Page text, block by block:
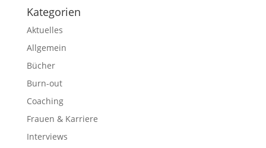
Kategorien
Aktuelles
Allgemein
Bücher
Burn-out
Coaching
Frauen & Karriere
Interviews